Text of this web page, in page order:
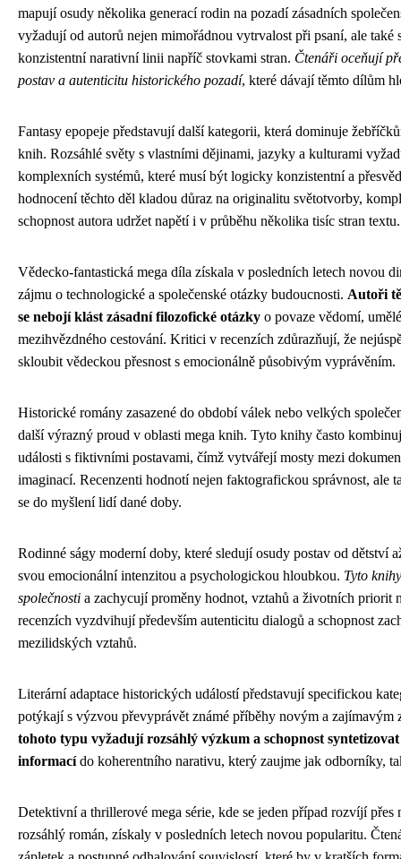
mapují osudy několika generací rodin na pozadí zásadních
vyžadují od autorů nejen mimořádnou vytrvalost při psaní, ale také
konzistentní narativní linii napříč stovkami stran. Čtenáři oceňují
postav a autenticitu historického pozadí, které dávají těmto dílům
Fantasy epopeje představují další kategorii, která dominuje
knih. Rozsáhlé světy s vlastními dějinami, jazyky a kulturami
komplexních systémů, které musí být logicky konzistentní a
hodnocení těchto děl kladou důraz na originalitu světotvorby,
schopnost autora udržet napětí i v průběhu několika tisíc stran textu.
Vědecko-fantastická mega díla získala v posledních letech novou
zájmu o technologické a společenské otázky budoucnosti. Autoři
se nebojí klást zásadní filozofické otázky o povaze vědomí,
mezihvězdného cestování. Kritici v recenzích zdůrazňují, že
skloubit vědeckou přesnost s emocionálně působivým vyprávěním.
Historické romány zasazené do období válek nebo velkých
další výrazný proud v oblasti mega knih. Tyto knihy často
události s fiktivními postavami, čímž vytvářejí mosty mezi
imaginací. Recenzenti hodnotí nejen faktografickou správnost, ale
se do myšlení lidí dané doby.
Rodinné ságy moderní doby, které sledují osudy postav od dětství
svou emocionální intenzitou a psychologickou hloubkou. Tyto
společnosti a zachycují proměny hodnot, vztahů a životních priorit
recenzích vyzdvihují především autenticitu dialogů a schopnost
mezilidských vztahů.
Literární adaptace historických událostí představují specifickou
potýkají s výzvou převyprávět známé příběhy novým a zajímavým
tohoto typu vyžadují rozsáhlý výzkum a schopnost
informacído koherentního narativu, který zaujme jak odborníky,
Detektivní a thrillerové mega série, kde se jeden případ rozvíjí přes
rozsáhlý román, získaly v posledních letech novou popularitu.